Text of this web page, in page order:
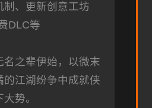
制、更新创意工坊
DLC等
名之辈伊始，以微末
的江湖纷争中成就侠
势。